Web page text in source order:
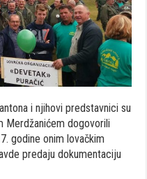
i njihovi predstavnici su
Merdžanićem dogovorili
godine onim lovačkim
predaju dokumentaciju